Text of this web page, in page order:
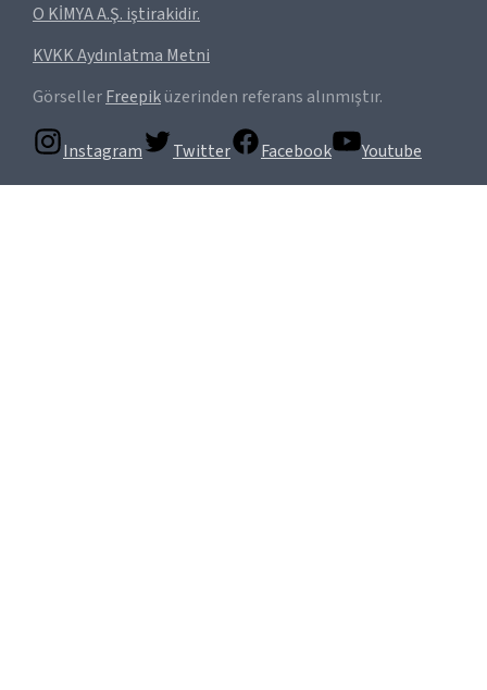
O KİMYA A.Ş. iştirakidir.
KVKK Aydınlatma Metni
GörsellerFreepiküzerinden referans alınmıştır.
Instagram Twitter Facebook Youtube